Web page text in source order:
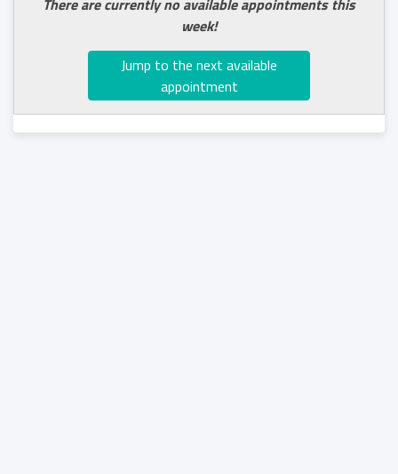
There are currently no available appointments this
week!
Jump to the next available
appointment